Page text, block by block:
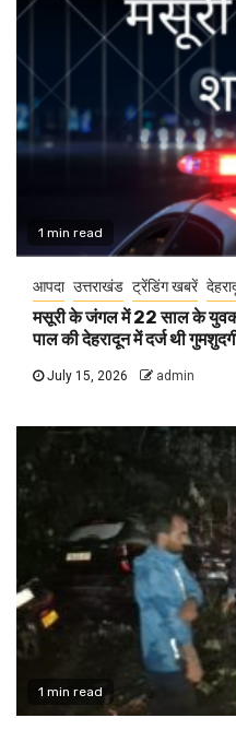
1 min read
आपदा उत्तराखंड ट्रेंडिंग खबरें
मसूरी के जंगल में 22 साल के
पाल की देहरादून में दर्ज थी
July 15, 2026 admin
1 min read